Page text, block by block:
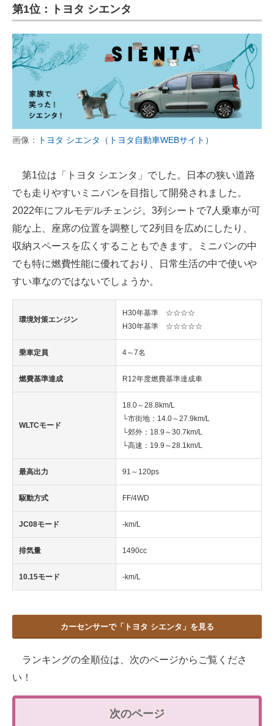
第1位：トヨタ シエンタ
画像： トヨタ シエンタ（トヨタ自動車WEBサイト）
第1位は「トヨタ シエンタ」でした。日本の狭い道路
でも走りやすいミニバンを目指して開発されました。
2022年にフルモデルチェンジ。3列シートで7人乗車が可
能な上、座席の位置を調整して2列目を広めにしたり、
収納スペースを広くすることもできます。ミニバンの中
でも特に燃費性能に優れており、日常生活の中で使いや
すい車なのではないでしょうか。
環境対策エンジン
H30年基準 ☆☆☆☆
H30年基準 ☆☆☆☆☆
乗車定員 4～7名
燃費基準達成 R12年度燃費基準達成車
WLTCモード
18.0～28.8km/L
└市街地：14.0～27.9km/L
└郊外：18.9～30.7km/L
└高速：19.9～28.1km/L
最高出力 91～120ps
駆動方式 FF/4WD
JC08モード -km/L
排気量 1490cc
10.15モード -km/L
カーセンサーで「トヨタ シエンタ」を見る
ランキングの全順位は、次のページからご覧くださ
い！